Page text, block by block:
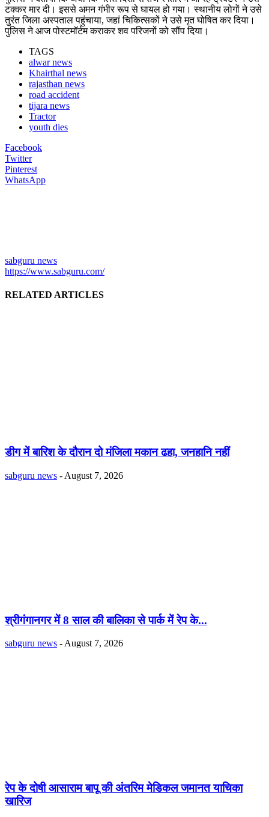
टक्कर मार दी। इससे अमन गंभीर रूप से घायल हो गया। स्थानीय लोगों ने उसे
तुरंत जिला अस्पताल पहुंचाया, जहां चिकित्सकों ने उसे मृत घोषित कर दिया।
पुलिस ने आज पोस्टमॉर्टम कराकर शव परिजनों को सौंप दिया।
TAGS
alwar news
Khairthal news
rajasthan news
road accident
tijara news
Tractor
youth dies
Facebook
Twitter
Pinterest
WhatsApp
sabguru news
https://www.sabguru.com/
RELATED ARTICLES
डीग में बारिश के दौरान दो मंजिला मकान ढहा, जनहानि नहीं
sabguru news - August 7, 2026
श्रीगंगानगर में 8 साल की बालिका से पार्क में रेप के...
sabguru news - August 7, 2026
रेप के दोषी आसाराम बापू की अंतरिम मेडिकल जमानत याचिका
खारिज